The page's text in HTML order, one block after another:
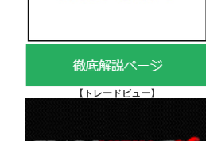
【 トレードビュー】